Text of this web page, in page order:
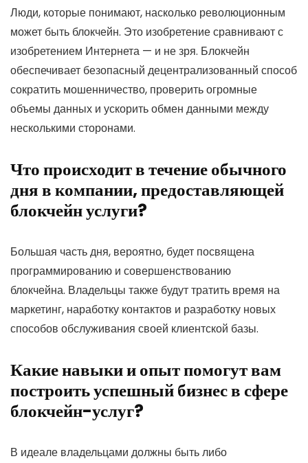
Люди, которые понимают, насколько революционным
может быть блокчейн. Это изобретение сравнивают с
изобретением Интернета — и не зря. Блокчейн
обеспечивает безопасный децентрализованный способ
сократить мошенничество, проверить огромные
объемы данных и ускорить обмен данными между
несколькими сторонами.
Что происходит в течение обычного
дня в компании, предоставляющей
блокчейн услуги?
Большая часть дня, вероятно, будет посвящена
программированию и совершенствованию
блокчейна. Владельцы также будут тратить время на
маркетинг, наработку контактов и разработку новых
способов обслуживания своей клиентской базы.
Какие навыки и опыт помогут вам
построить успешный бизнес в сфере
блокчейн-услуг?
В идеале владельцами должны быть либо